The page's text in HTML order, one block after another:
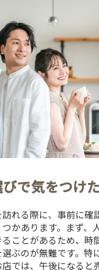
で気をつけ
れる際に、事前に確
かあります。まず、
ことがあるため、時
ぶのが無難です。特
では、午後になると